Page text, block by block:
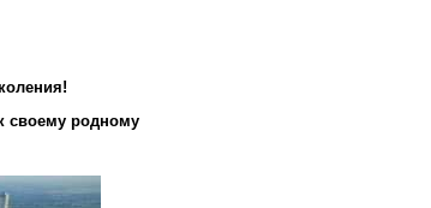
своему родному